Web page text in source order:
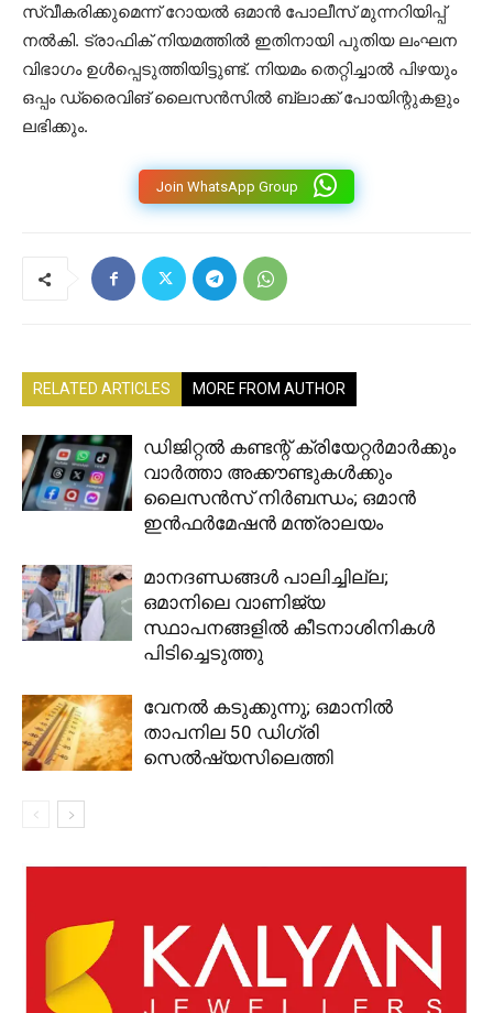
സ്വീകരിക്കുമെന്ന് റോയൽ ഒമാൻ പോലീസ് മുന്നറിയിപ്പ്
നൽകി. ട്രാഫിക് നിയമത്തിൽ ഇതിനായി പുതിയ ലംഘന
വിഭാഗം ഉൾപ്പെടുത്തിയിട്ടുണ്ട്. നിയമം തെറ്റിച്ചാൽ പിഴയും
ഒപ്പം ഡ്രൈവിങ് ലൈസൻസിൽ ബ്ലാക്ക് പോയിന്റുകളും
ലഭിക്കും.
Join WhatsApp Group
RELATED ARTICLES MORE FROM AUTHOR
ഡിജിറ്റൽ കണ്ടന്റ് ക്രിയേറ്റർമാർക്കും
വാർത്താ അക്കൗണ്ടുകൾക്കും
ലൈസൻസ് നിർബന്ധം; ഒമാൻ
ഇൻഫർമേഷൻ മന്ത്രാലയം
മാനദണ്ഡങ്ങൾ പാലിച്ചില്ല;
ഒമാനിലെ വാണിജ്യ
സ്ഥാപനങ്ങളിൽ കീടനാശിനികൾ
പിടിച്ചെടുത്തു
വേനൽ കടുക്കുന്നു; ഒമാനിൽ
താപനില 50 ഡിഗ്രി
സെൽഷ്യസിലെത്തി